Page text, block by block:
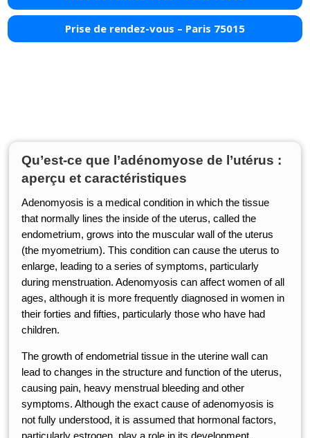
Prise de rendez-vous – Paris 75015
Qu’est-ce que l’adénomyose de l’utérus :
aperçu et caractéristiques
Adenomyosis is a medical condition in which the tissue
that normally lines the inside of the uterus, called the
endometrium, grows into the muscular wall of the uterus
(the myometrium). This condition can cause the uterus to
enlarge, leading to a series of symptoms, particularly
during menstruation. Adenomyosis can affect women of all
ages, although it is more frequently diagnosed in women in
their forties and fifties, particularly those who have had
children.
The growth of endometrial tissue in the uterine wall can
lead to changes in the structure and function of the uterus,
causing pain, heavy menstrual bleeding and other
symptoms. Although the exact cause of adenomyosis is
not fully understood, it is assumed that hormonal factors,
particularly estrogen, play a role in its development.